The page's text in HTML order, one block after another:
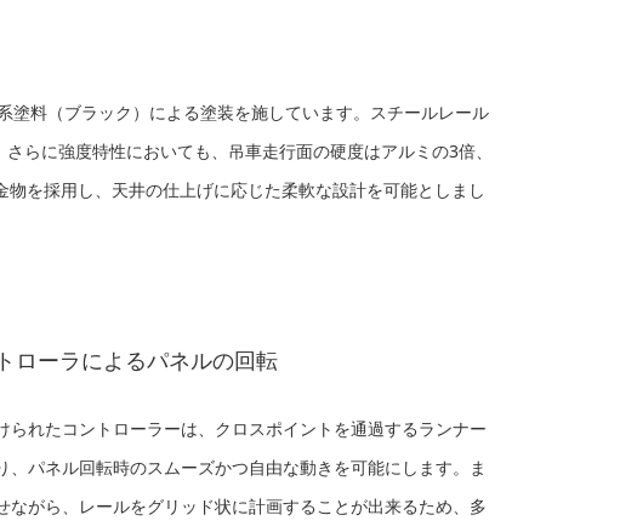
塗料（ブラック）による塗装を施しています。スチールレール
らに強度特性においても、吊車走行面の硬度はアルミの3倍、
を採用し、天井の仕上げに応じた柔軟な設計を可能としまし
ローラによるパネルの回転
られたコントローラーは、クロスポイントを通過するランナー
、パネル回転時のスムーズかつ自由な動きを可能にします。ま
ながら、レールをグリッド状に計画することが出来るため、多